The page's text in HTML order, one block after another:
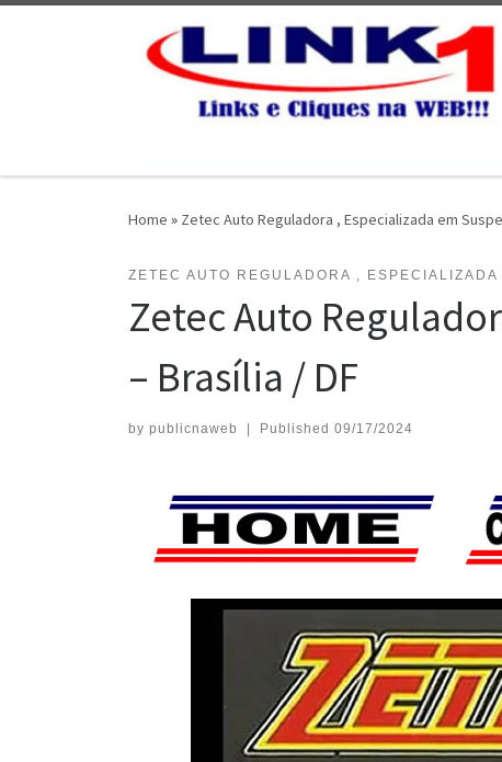
Home » Zetec Auto Reguladora , Especializada em
ZETEC AUTO REGULADORA ,
Zetec Auto
– Brasília / DF
by publicnaweb Published 09/17/2024